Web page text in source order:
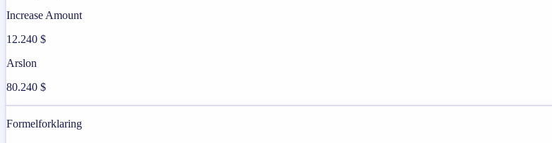
Increase Amount
12.240 $
Arslon
80.240 $
Formelforklaring